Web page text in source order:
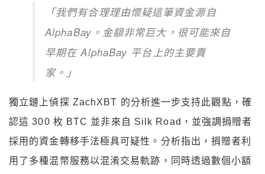
「我們有合理理由懷疑這筆資金源自
AlphaBay。金額非常巨大，很可能來自
早期在 AlphaBay 平台上的主要賣
家。」
獨立鏈上偵探 ZachXBT 的分析進一步支持此觀點，確
認這 300 枚 BTC 並非來自 Silk Road，並強調捐贈者
採用的資金轉移手法極具可疑性。分析指出，捐贈者利
用了多種混幣服務以混淆交易軌跡，同時透過數個小額